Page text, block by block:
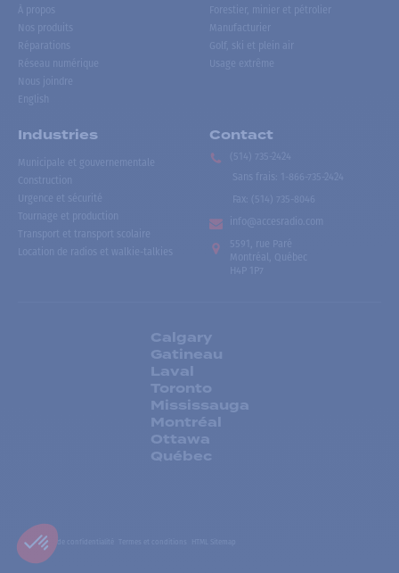
À propos
Nos produits
Réparations
Réseau numérique
Nous joindre
English
Forestier, minier et pétrolier
Manufacturier
Golf, ski et plein air
Usage extrême
Industries
Municipale et gouvernementale
Construction
Urgence et sécurité
Tournage et production
Transport et transport scolaire
Location de radios et walkie-talkies
Contact
(514) 735-2424
Sans frais
1-866-735-2424
Fax:
(514) 735-8046
info@accesradio.com
5591, rue Paré
Montréal, Québec
H4P 1P7
Calgary
Gatineau
Laval
Toronto
Mississauga
Montréal
Ottawa
Québec
Politiques de confidentialité